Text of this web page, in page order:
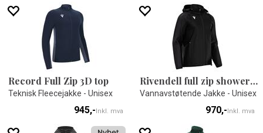
Record Full Zip 3D top
Teknisk Fleecejakke - Unisex
945,-Inkl. mva
Rivendell full zip showerjacket
Vannavstøtende Jakke - Unisex
970,-Inkl. mva